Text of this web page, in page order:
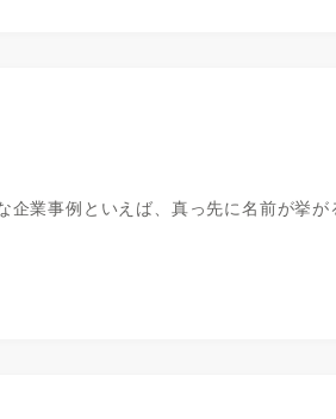
企業事例といえば、真っ先に名前が挙